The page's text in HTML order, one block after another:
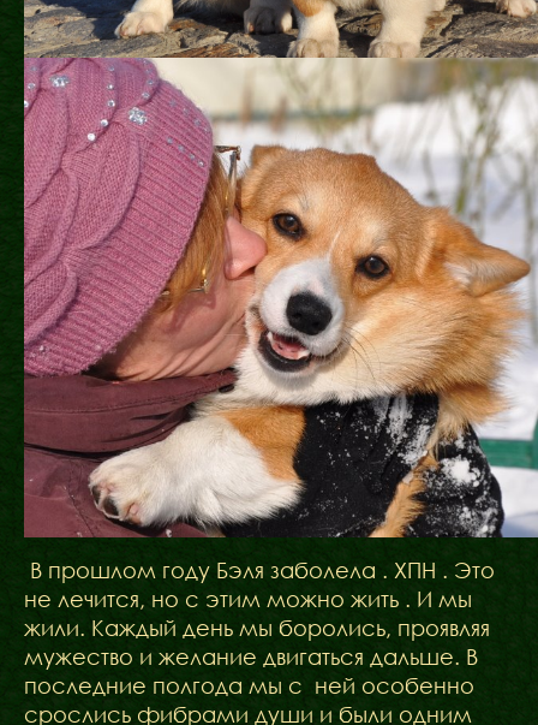
В прошлом году Бэля заболела . ХПН . Это
не лечится, но с этим можно жить . И мы
жили. Каждый день мы боролись, проявляя
мужество и желание двигаться дальше. В
последние полгода мы с ней особенно
срослись фибрами души и были одним